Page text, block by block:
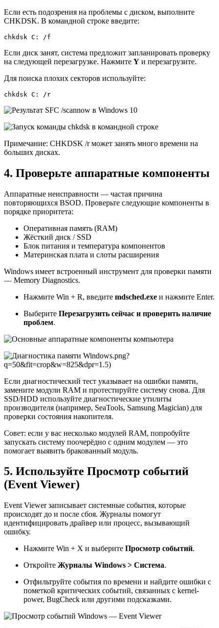
Если есть подозрения на проблемы с диском, выполните
CHKDSK. В командной строке введите:
chkdsk C: /f
Если диск занят, система предложит запланировать проверку
на следующей перезагрузке. Нажмите Y и перезагрузите.
Для поиска плохих секторов используйте:
chkdsk C: /r
Примечание: CHKDSK /r может занять много времени на
больших дисках.
4. Проверьте аппаратные компоненты
Аппаратные неисправности — частая причина
повторяющихся BSOD. Проверьте следующие компоненты в
порядке приоритета:
Оперативная память (RAM)
Жёсткий диск / SSD
Блок питания и температура компонентов
Материнская плата и слоты расширения
Windows имеет встроенный инструмент для проверки памяти
— Memory Diagnostics.
Нажмите Win + R, введите mdsched.exe и нажмите Enter.
Выберите Перезагрузить сейчас и проверить наличие
проблем.
.png?
q=50&fit=crop&w=825&dpr=1.5)
Если диагностический тест указывает на ошибки памяти,
замените модули RAM и протестируйте систему снова. Для
SSD/HDD используйте диагностические утилиты
производителя (например, SeaTools, Samsung Magician) для
проверки состояния накопителя.
Совет: если у вас несколько модулей RAM, попробуйте
запускать систему поочерёдно с одним модулем — это
помогает выявить бракованный модуль.
5. Используйте Просмотр событий
(Event Viewer)
Event Viewer записывает системные события, которые
происходят до и после сбоя. Журналы помогут
идентифицировать драйвер или процесс, вызывающий
ошибку.
Нажмите Win + X и выберите Просмотр событий.
Откройте Журналы Windows > Система.
Отфильтруйте события по времени и найдите ошибки с
пометкой критических событий, связанных с kernel-
power, BugCheck или другими подсказками.